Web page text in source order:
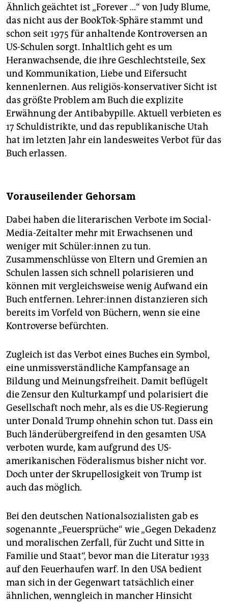
Ähnlich geächtet ist „Forever …“ von Judy Blume,
das nicht aus der BookTok-Sphäre stammt und
schon seit 1975 für anhaltende Kontroversen an
US-Schulen sorgt. Inhaltlich geht es um
Heranwachsende, die ihre Geschlechtsteile, Sex
und Kommunikation, Liebe und Eifersucht
kennenlernen. Aus religiös-konservativer Sicht ist
das größte Problem am Buch die explizite
Erwähnung der Antibabypille. Aktuell verbieten es
17 Schuldistrikte, und das republikanische Utah
hat im letzten Jahr ein landesweites Verbot für das
Buch erlassen.
Vorauseilender Gehorsam
Dabei haben die literarischen Verbote im Social-
Media-Zeitalter mehr mit Erwachsenen und
weniger mit Schü­le­r:in­nen zu tun.
Zusammenschlüsse von Eltern und Gremien an
Schulen lassen sich schnell polarisieren und
können mit vergleichsweise wenig Aufwand ein
Buch entfernen. Leh­re­r:in­nen distanzieren sich
bereits im Vorfeld von Büchern, wenn sie eine
Kontroverse befürchten.
Zugleich ist das Verbot eines Buches ein Symbol,
eine unmissverständliche Kampfansage an
Bildung und Meinungsfreiheit. Damit beflügelt
die Zensur den Kulturkampf und polarisiert die
Gesellschaft noch mehr, als es die US-Regierung
unter Donald Trump ohnehin schon tut. Dass ein
Buch länderübergreifend in den gesamten USA
verboten wurde, kam aufgrund des US-
amerikanischen Föderalismus bisher nicht vor.
Doch unter der Skrupellosigkeit von Trump ist
auch das möglich.
Bei den deutschen Nationalsozialisten gab es
sogenannte „Feuersprüche“ wie „Gegen Dekadenz
und moralischen Zerfall, für Zucht und Sitte in
Familie und Staat“, bevor man die Literatur 1933
auf den Feuerhaufen warf. In den USA bedient
man sich in der Gegenwart tatsächlich einer
ähnlichen, wenngleich in mancher Hinsicht